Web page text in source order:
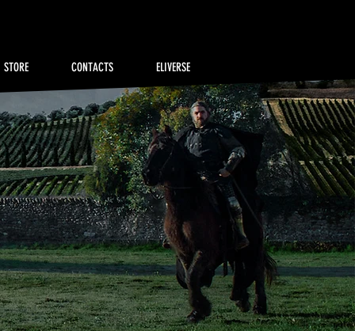
STORE CONTACTS ELIVERSE